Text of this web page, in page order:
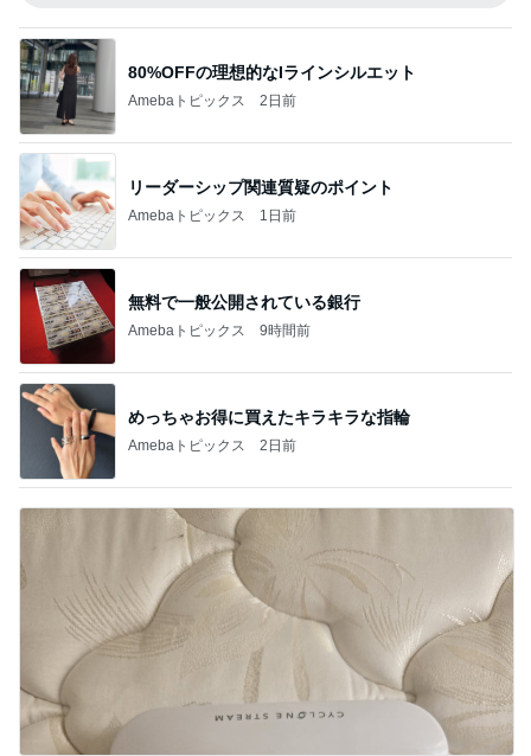
80%OFFの理想的なIラインシルエット
Amebaトピックス 2日前
リーダーシップ関連質疑のポイント
Amebaトピックス 1日前
無料で一般公開されている銀行
Amebaトピックス 9時間前
めっちゃお得に買えたキラキラな指輪
Amebaトピックス 2日前